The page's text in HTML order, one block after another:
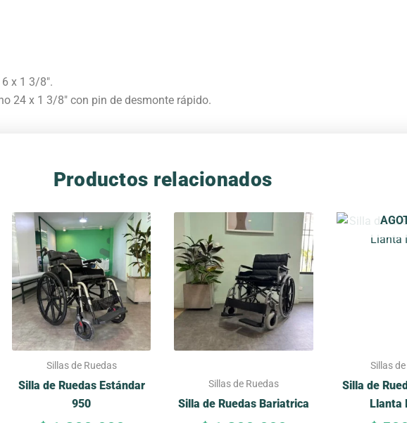
x 1 3/8″.
24 x 1 3/8″ con pin de desmonte rápido.
Productos relacionados
Sillas de Ruedas
Silla de Ruedas Estándar
950
Sillas de Ruedas
Silla de Ruedas Bariatrica
Este
producto
múltiples
variantes.
Las
opciones
se
la
Sillas
Silla de
Llanta